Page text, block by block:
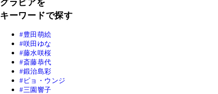
グラビアを
キーワードで探す
豊田萌絵
咲田ゆな
藤水咲桜
斎藤恭代
鍛治島彩
ピョ・ウンジ
三園響子